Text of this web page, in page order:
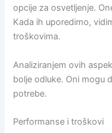
opcije za osvetljenje.
Kada ih uporedimo,
troškovima.
Analiziranjem ovih
bolje odluke. Oni mogu
potrebe.
Performanse i troškovi